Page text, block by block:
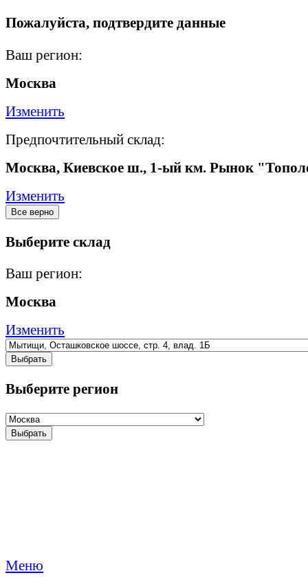
Пожалуйста, подтвердите данные
Ваш регион:
Москва
Изменить
Предпочтительный склад:
Москва, Киевское ш., 1-ый км. Рынок
Изменить
Все верно
Выберите склад
Ваш регион:
Москва
Изменить
Выбрать
Выберите регион
Выбрать
Меню